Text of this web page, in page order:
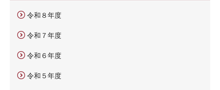
令和８年度
令和７年度
令和６年度
令和５年度